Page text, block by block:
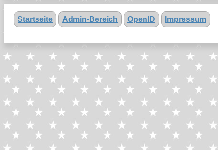
Startseite Admin-Bereich OpenID Impressum